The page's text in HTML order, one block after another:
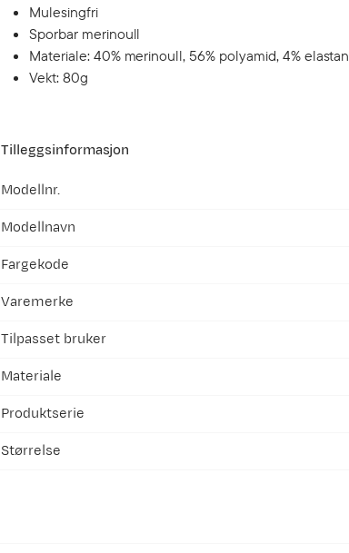
Mulesingfri
Sporbar merinoull
Materiale: 40% merinoull, 56% polyamid, 4% elastan
Vekt: 80g
Tilleggsinformasjon
Modellnr.
Modellnavn
Fargekode
Varemerke
Tilpasset bruker
Materiale
Produktserie
Størrelse